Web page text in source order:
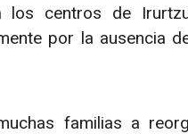
los centros de
por la ausencia
familias a